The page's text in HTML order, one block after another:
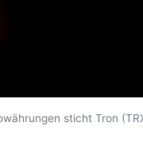
sticht Tron